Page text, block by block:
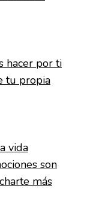
hacer por ti
tu propia
vida
son
más